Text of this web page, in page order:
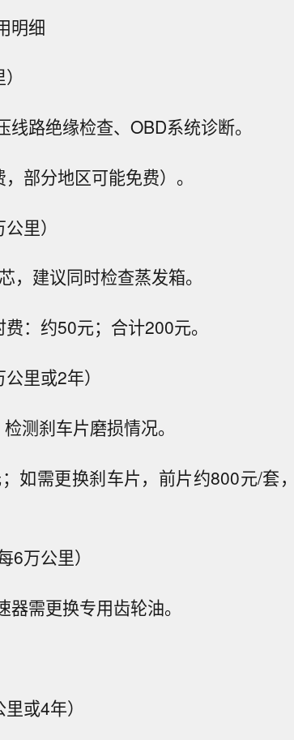
明细
路绝缘检查、OBD系统诊断。
部分地区可能免费）。
里）
，建议同时检查蒸发箱。
：约50元；合计200元。
里或2年）
测刹车片磨损情况。
如需更换刹车片，前片约800元/套
万公里）
需更换专用齿轮油。
或4年）